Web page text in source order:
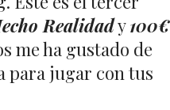
Realidady100€
me ha gustado de
para jugar con tus